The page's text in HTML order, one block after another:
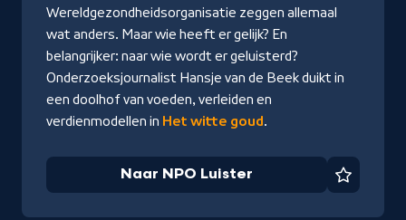
Wereldgezondheidsorganisatie zeggen allemaal
wat anders. Maar wie heeft er gelijk? En
belangrijker: naar wie wordt er geluisterd?
Onderzoeksjournalist Hansje van de Beek duikt in
een doolhof van voeden, verleiden en
verdienmodellen in Het witte goud.
Naar NPO Luister